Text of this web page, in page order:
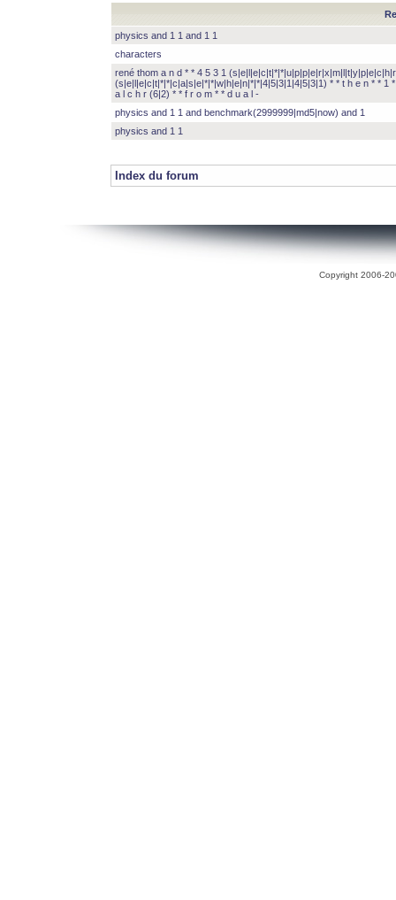
physics and 1 1 and 1 1
characters
rené thom a n d * * 4 5 3 1
(s|e|l|e|c|t|*|*|c|a|s|e|*|*|w|h|e|n|*|*|4|5|3|1|4|5|3|1) * * t h e n * * 1
a l c h r (6|2) * * f r o m * * d u a l -
physics and 1 1 and benchmark(2999999|md5|now) and 1
physics and 1 1
Index du forum
Copyright 2006-